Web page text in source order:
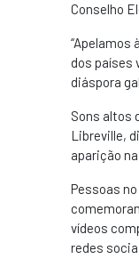
Conselho
“Apelamos
dos países
diáspora
Sons altos
Libreville,
aparição
Pessoas
vídeos
redes